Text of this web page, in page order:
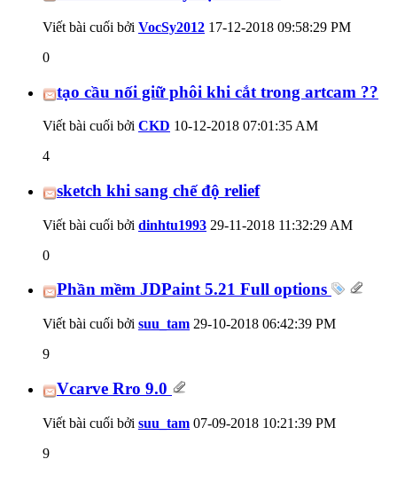
Viết bài cuối bởi VocSy2012 17-12-2018 09:58:29 PM
0
tạo cầu nối giữ phôi khi cắt trong artcam ??
Viết bài cuối bởi CKD 10-12-2018 07:01:35 AM
4
sketch khi sang chế độ relief
Viết bài cuối bởi dinhtu1993 29-11-2018 11:32:29 AM
0
Phần mềm JDPaint 5.21 Full options
Viết bài cuối bởi suu_tam 29-10-2018 06:42:39 PM
9
Vcarve Rro 9.0
Viết bài cuối bởi suu_tam 07-09-2018 10:21:39 PM
9